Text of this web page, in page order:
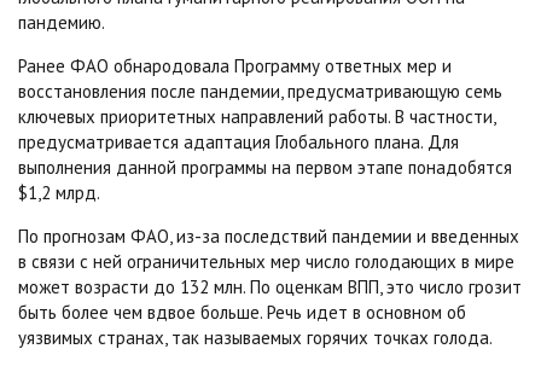
пандемию.
Ранее ФАО обнародовала Программу ответных мер и
восстановления после пандемии, предусматривающую семь
ключевых приоритетных направлений работы. В частности,
предусматривается адаптация Глобального плана. Для
выполнения данной программы на первом этапе понадобятся
$1,2 млрд.
По прогнозам ФАО, из-за последствий пандемии и введенных
в связи с ней ограничительных мер число голодающих в мире
может возрасти до 132 млн. По оценкам ВПП, это число грозит
быть более чем вдвое больше. Речь идет в основном об
уязвимых странах, так называемых горячих точках голода.